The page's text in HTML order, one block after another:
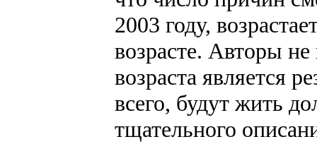
2003 году,
возрасте. Авторы
возраста является
всего, будут жить
тщательного